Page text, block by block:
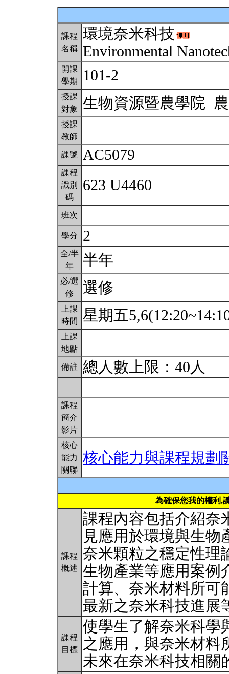
課程
名稱
環境奈米科技
Environmental
開課
學期
101-2
授課
對象
生物資源暨農學院
授課
教師
課號 AC5079
課程
識別
碼
623 U4460
班次
學分 2
全/半
年
半年
必/選
修
選修
上課
時間
星期五
上課
地點
備註 總人數上限：40人
課程
簡介
影片
核心
能力
關聯
核心能力與課程規劃
為確保您我的權利,
課程
概述
課程內容包括介紹奈
見應用於環境與生
奈米顆粒之穩定性理
生物產業等應用案例
計算、奈米材料所可
最新之奈米科技進展
課程
目標
使學生了解奈米科學
之應用，與奈米材料
未來在奈米科技相